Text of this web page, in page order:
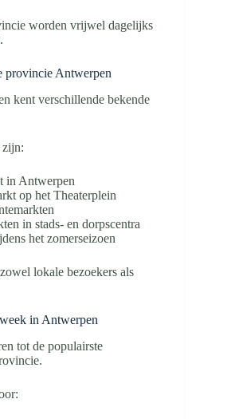
worden vrijwel dagelijks
provincie Antwerpen
kent verschillende bekende
zijn:
in Antwerpen
op het Theaterplein
in stads- en dorpscentra
het zomerseizoen
lokale bezoekers als
in Antwerpen
tot de populairste